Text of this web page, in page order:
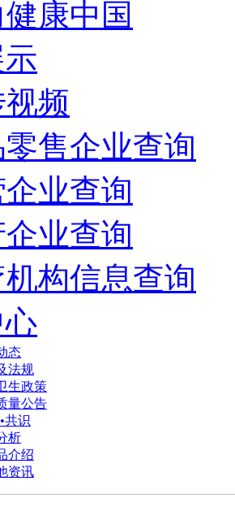
康中国
频
售企业查询
业查询
业查询
机构信息查询
态
法规
生政策
量公告
共识
析
介绍
资讯